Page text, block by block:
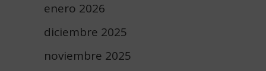
enero 2026
diciembre 2025
noviembre 2025